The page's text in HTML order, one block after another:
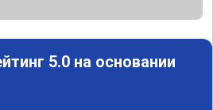
5.0 на основании